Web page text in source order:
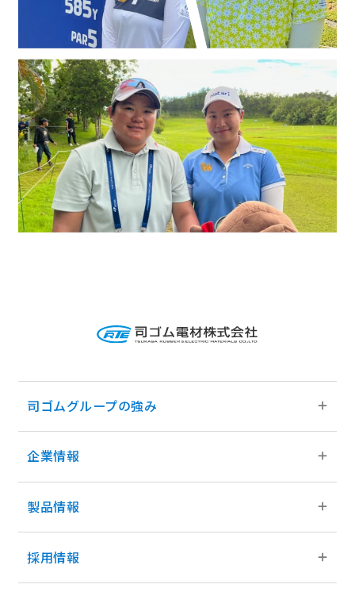
司ゴムグループの強み
司ゴムグループの強みトップ
グループの事業領域
グループのあゆみ
企業情報
企業情報トップ
ご挨拶
会社概要
製品情報
製品情報トップ
採用情報